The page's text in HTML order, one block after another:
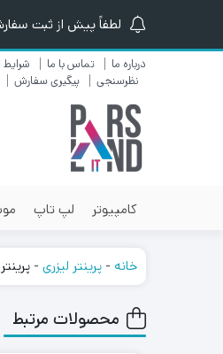
لطفاً پیش از ثبت
درباره ما تماس با ما شرایط
نظرسنجی
پیگیری سفارش
کامپیوتر لپ تاپ
خانه - پرینتر لیزری - پرینتر HP تک کار لیزر مشکی 1000N
محصولات مرتبط